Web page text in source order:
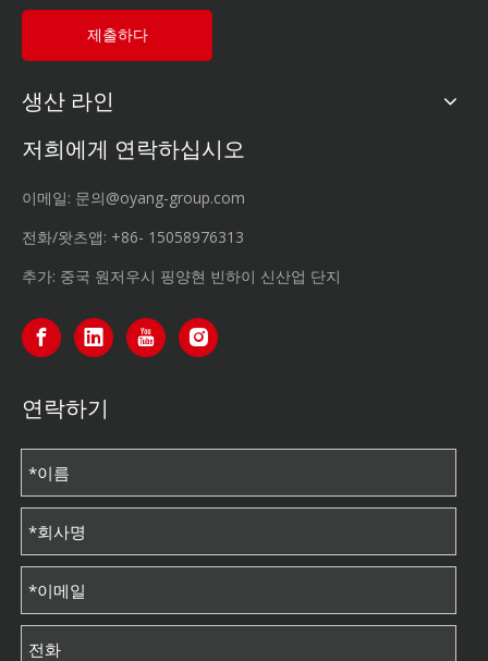
제출하다
생산 라인
저희에게 연락하십시오
이메일: 문의@oyang-group.com
전화/왓츠앱: +86- 15058976313
추가: 중국 원저우시 핑양현 빈하이 신산업 단지
연락하기